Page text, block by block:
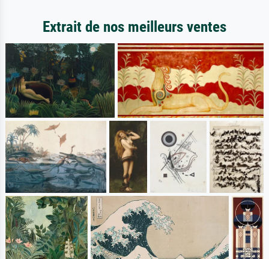
Extrait de nos meilleurs ventes